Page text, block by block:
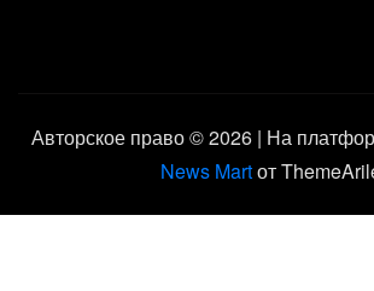
Авторское право © 2026 | На
News Martот